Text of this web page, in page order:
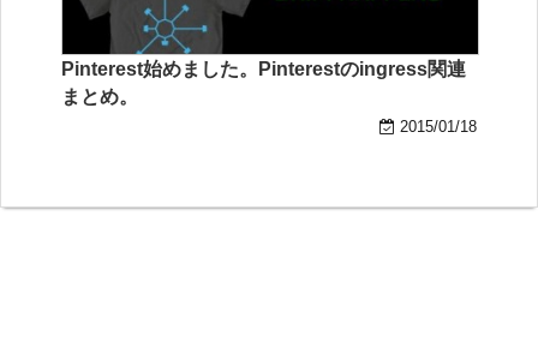
Pinterest始めました。Pinterestのingress関連
まとめ。
2015/01/18